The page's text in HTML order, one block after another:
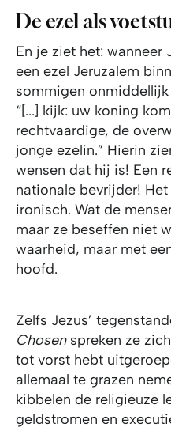
De ezel als
En je ziet het: wanneer
een ezel Jeruzalem
sommigen
“[...] kijk: uw koning
rechtvaardige, de
jonge ezelin.” Hierin
wensen dat hij is! Een
nationale bevrijder!
ironisch. Wat de
maar ze beseffen niet
waarheid, maar met
hoofd.
Zelfs Jezus’
Chosenspreken ze
tot vorst hebt
allemaal te grazen
kibbelen de religieuze
geldstromen en